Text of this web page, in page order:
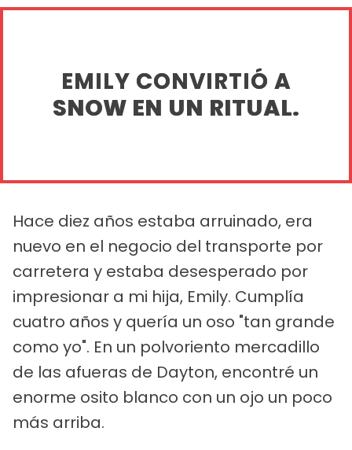
EMILY CONVIRTIÓ A
SNOW EN UN RITUAL.
Hace diez años estaba arruinado, era
nuevo en el negocio del transporte por
carretera y estaba desesperado por
impresionar a mi hija, Emily. Cumplía
cuatro años y quería un oso "tan grande
como yo". En un polvoriento mercadillo
de las afueras de Dayton, encontré un
enorme osito blanco con un ojo un poco
más arriba.